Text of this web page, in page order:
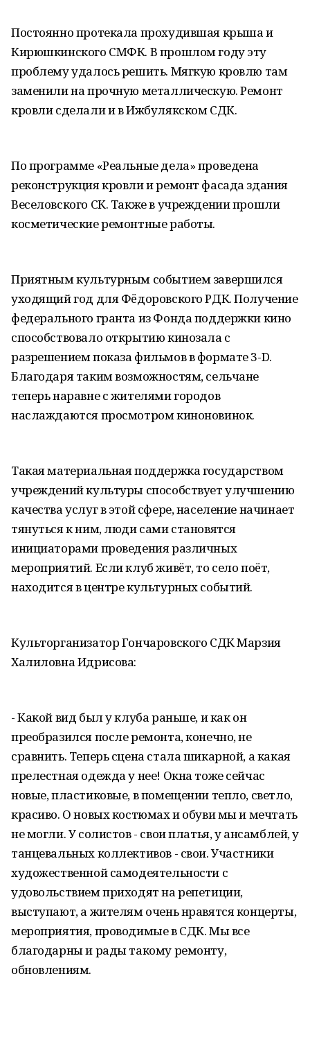
Постоянно протекала прохудившая крыша и
Кирюшкинского СМФК. В прошлом году эту
проблему удалось решить. Мягкую кровлю там
заменили на прочную металлическую. Ремонт
кровли сделали и в Ижбулякском СДК.
По программе «Реальные дела» проведена
реконструкция кровли и ремонт фасада здания
Веселовского СК. Также в учреждении прошли
косметические ремонтные работы.
Приятным культурным событием завершился
уходящий год для Фëдоровского РДК. Получение
федерального гранта из Фонда поддержки кино
способствовало открытию кинозала с
разрешением показа фильмов в формате 3-D.
Благодаря таким возможностям, сельчане
теперь наравне с жителями городов
наслаждаются просмотром киноновинок.
Такая материальная поддержка государством
учреждений культуры способствует улучшению
качества услуг в этой сфере, население начинает
тянуться к ним, люди сами становятся
инициаторами проведения различных
мероприятий. Если клуб живëт, то село поëт,
находится в центре культурных событий.
Культорганизатор Гончаровского СДК Марзия
Халиловна Идрисова:
- Какой вид был у клуба раньше, и как он
преобразился после ремонта, конечно, не
сравнить. Теперь сцена стала шикарной, а какая
прелестная одежда у нее! Окна тоже сейчас
новые, пластиковые, в помещении тепло, светло,
красиво. О новых костюмах и обуви мы и мечтать
не могли. У солистов - свои платья, у ансамблей, у
танцевальных коллективов - свои. Участники
художественной самодеятельности с
удовольствием приходят на репетиции,
выступают, а жителям очень нравятся концерты,
мероприятия, проводимые в СДК. Мы все
благодарны и рады такому ремонту,
обновлениям.